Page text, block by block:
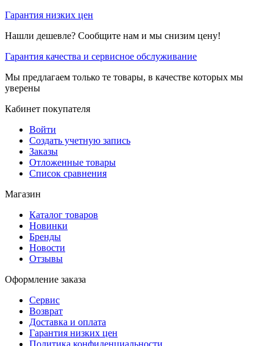
Гарантия низких цен
Нашли дешевле? Сообщите нам и мы снизим цену!
Гарантия качества и сервисное обслуживание
Мы предлагаем только те товары, в качестве которых мы
уверены
Кабинет покупателя
Войти
Создать учетную запись
Заказы
Отложенные товары
Список сравнения
Магазин
Каталог товаров
Новинки
Бренды
Новости
Отзывы
Оформление заказа
Сервис
Возврат
Доставка и оплата
Гарантия низких цен
Политика конфиденциальности